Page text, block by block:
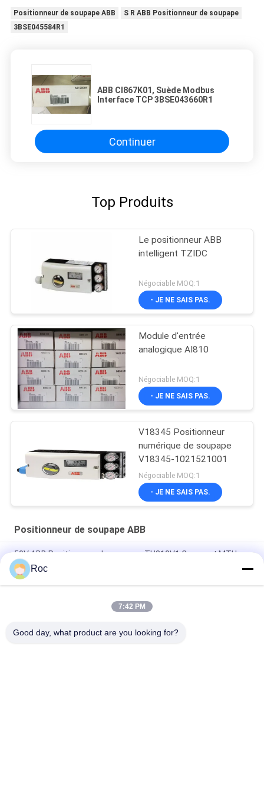
Positionneur de soupape ABB
S R ABB Positionneur de soupape
3BSE045584R1
ABB CI867K01, Suède Modbus
Interface TCP 3BSE043660R1
Continuer
Top Produits
Le positionneur ABB
intelligent TZIDC
Négociable MOQ:1
- JE NE SAIS PAS.
Module d'entrée
analogique AI810
Négociable MOQ:1
- JE NE SAIS PAS.
V18345 Positionneur
numérique de soupape
V18345-1021521001
Négociable MOQ:1
- JE NE SAIS PAS.
Positionneur de soupape ABB
50V ABB Positionneur de soupape TU810V1 Compact MTU
ABB 3BSE013230R1 Unité de terminaison
ABB DO810 EA Sortie numérique 24V 16 Ch 3BSE008510R2
L'interface du système d'exploitation de l'appareil est définie
Roc
7:42 PM
Good day, what product are you looking for?